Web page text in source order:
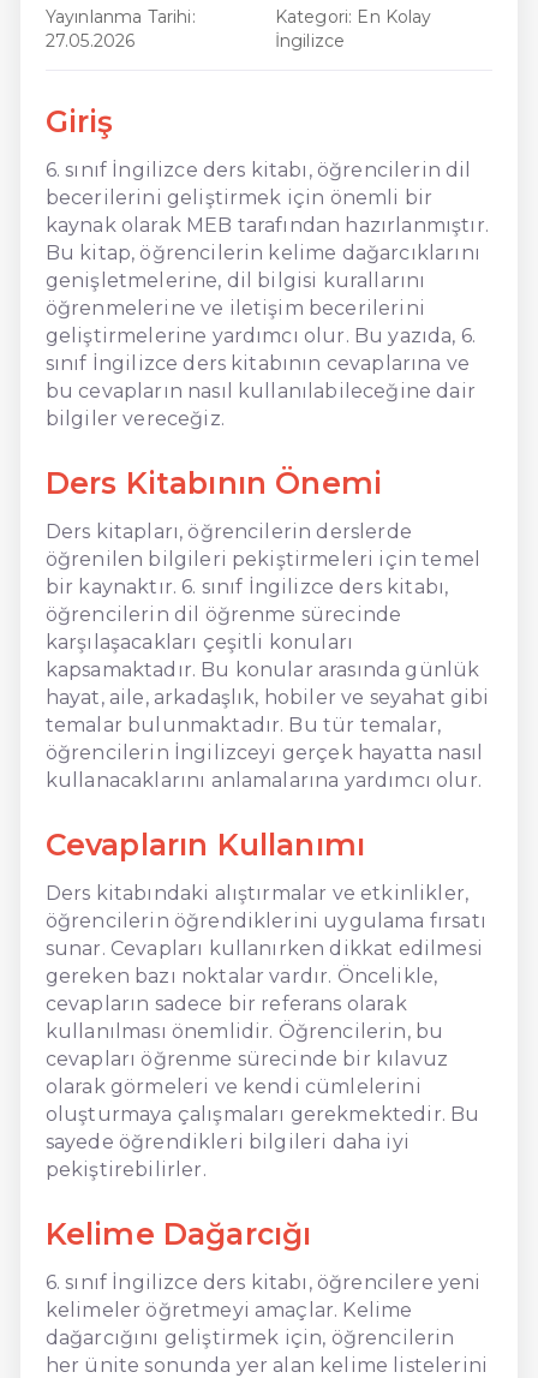
Yayınlanma Tarihi:
27.05.2026
Kategori: En Kolay
İngilizce
Giriş
6. sınıf İngilizce ders kitabı, öğrencilerin dil
becerilerini geliştirmek için önemli bir
kaynak olarak MEB tarafından hazırlanmıştır.
Bu kitap, öğrencilerin kelime dağarcıklarını
genişletmelerine, dil bilgisi kurallarını
öğrenmelerine ve iletişim becerilerini
geliştirmelerine yardımcı olur. Bu yazıda, 6.
sınıf İngilizce ders kitabının cevaplarına ve
bu cevapların nasıl kullanılabileceğine dair
bilgiler vereceğiz.
Ders Kitabının Önemi
Ders kitapları, öğrencilerin derslerde
öğrenilen bilgileri pekiştirmeleri için temel
bir kaynaktır. 6. sınıf İngilizce ders kitabı,
öğrencilerin dil öğrenme sürecinde
karşılaşacakları çeşitli konuları
kapsamaktadır. Bu konular arasında günlük
hayat, aile, arkadaşlık, hobiler ve seyahat gibi
temalar bulunmaktadır. Bu tür temalar,
öğrencilerin İngilizceyi gerçek hayatta nasıl
kullanacaklarını anlamalarına yardımcı olur.
Cevapların Kullanımı
Ders kitabındaki alıştırmalar ve etkinlikler,
öğrencilerin öğrendiklerini uygulama fırsatı
sunar. Cevapları kullanırken dikkat edilmesi
gereken bazı noktalar vardır. Öncelikle,
cevapların sadece bir referans olarak
kullanılması önemlidir. Öğrencilerin, bu
cevapları öğrenme sürecinde bir kılavuz
olarak görmeleri ve kendi cümlelerini
oluşturmaya çalışmaları gerekmektedir. Bu
sayede öğrendikleri bilgileri daha iyi
pekiştirebilirler.
Kelime Dağarcığı
6. sınıf İngilizce ders kitabı, öğrencilere yeni
kelimeler öğretmeyi amaçlar. Kelime
dağarcığını geliştirmek için, öğrencilerin
her ünite sonunda yer alan kelime listelerini